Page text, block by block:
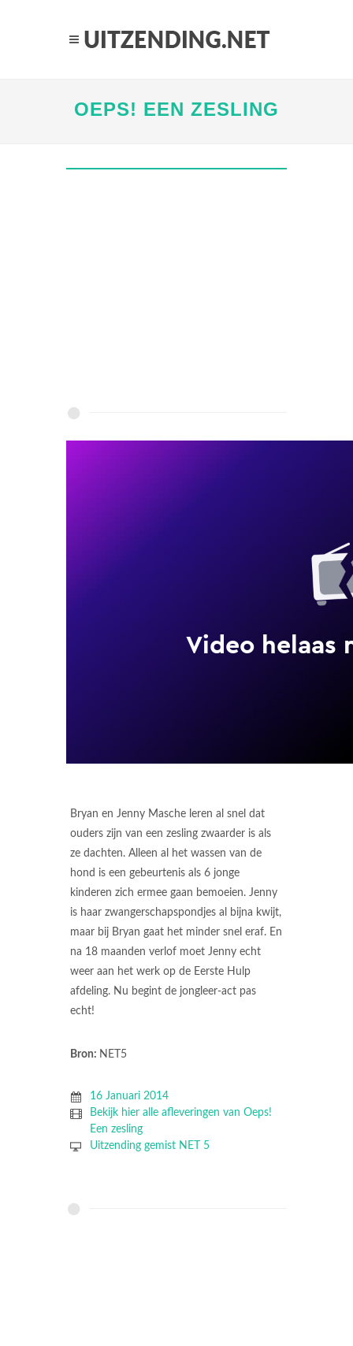
OEPS! EEN ZESLING
Bryan en Jenny Masche leren al snel dat
ouders zijn van een zesling zwaarder is als
ze dachten. Alleen al het wassen van de
hond is een gebeurtenis als 6 jonge
kinderen zich ermee gaan bemoeien. Jenny
is haar zwangerschapspondjes al bijna kwijt,
maar bij Bryan gaat het minder snel eraf. En
na 18 maanden verlof moet Jenny echt
weer aan het werk op de Eerste Hulp
afdeling. Nu begint de jongleer-act pas
echt!
Bron: NET5
16 Januari 2014
Bekijk hier alle afleveringen van Oeps!
Een zesling
Uitzending gemist NET 5